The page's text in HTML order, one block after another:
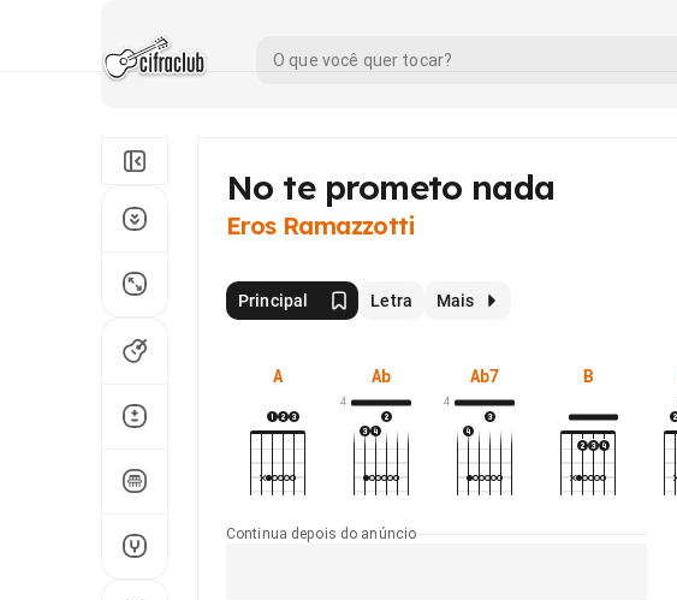
No te prometo nada
Eros Ramazzotti
Principal Letra Mais
A Ab
4
Ab7
4
B
Continua depois do anúncio